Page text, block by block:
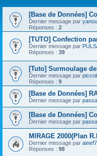
[Base de Données]
Dernier message par yanou
Réponses : 2
[TUTO] Confection
Dernier message par
Réponses : 39
[Tuto] Surmoulage
Dernier message par
Réponses : 9
[Base de Données]
Dernier message par
[Base de Données]
Dernier message par
MIRAGE 2000(Plan
Dernier message par
Réponses : 98